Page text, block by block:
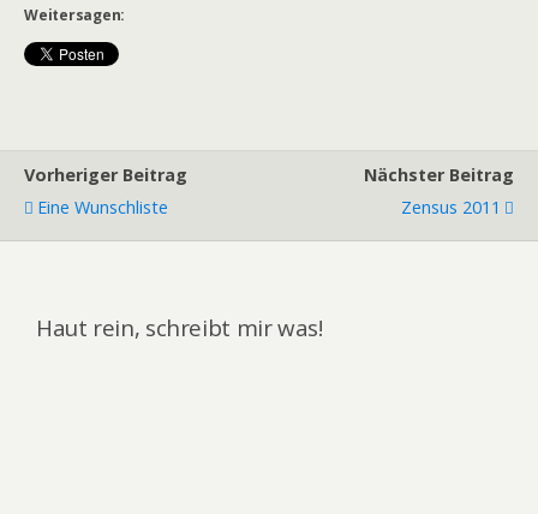
Weitersagen:
Vorheriger Beitrag
Eine Wunschliste
Nächster Beitrag
Zensus 2011
Haut rein, schreibt mir was!